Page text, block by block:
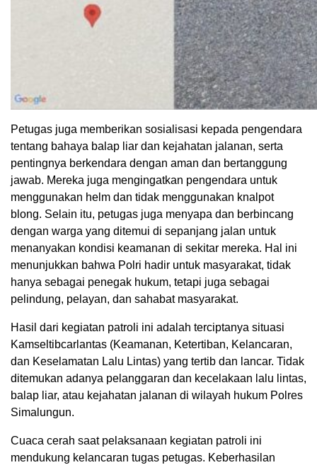
Petugas juga memberikan sosialisasi kepada pengendara
tentang bahaya balap liar dan kejahatan jalanan, serta
pentingnya berkendara dengan aman dan bertanggung
jawab. Mereka juga mengingatkan pengendara untuk
menggunakan helm dan tidak menggunakan knalpot
blong. Selain itu, petugas juga menyapa dan berbincang
dengan warga yang ditemui di sepanjang jalan untuk
menanyakan kondisi keamanan di sekitar mereka. Hal ini
menunjukkan bahwa Polri hadir untuk masyarakat, tidak
hanya sebagai penegak hukum, tetapi juga sebagai
pelindung, pelayan, dan sahabat masyarakat.
Hasil dari kegiatan patroli ini adalah terciptanya situasi
Kamseltibcarlantas (Keamanan, Ketertiban, Kelancaran,
dan Keselamatan Lalu Lintas) yang tertib dan lancar. Tidak
ditemukan adanya pelanggaran dan kecelakaan lalu lintas,
balap liar, atau kejahatan jalanan di wilayah hukum Polres
Simalungun.
Cuaca cerah saat pelaksanaan kegiatan patroli ini
mendukung kelancaran tugas petugas. Keberhasilan